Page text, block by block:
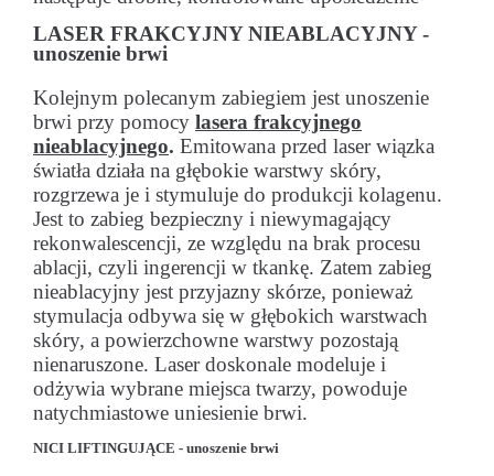
LASER FRAKCYJNY NIEABLACYJNY -
unoszenie brwi
Kolejnym polecanym zabiegiem jest unoszenie
brwi przy pomocy lasera frakcyjnego
nieablacyjnego. Emitowana przed laser wiązka
światła działa na głębokie warstwy skóry,
rozgrzewa je i stymuluje do produkcji kolagenu.
Jest to zabieg bezpieczny i niewymagający
rekonwalescencji, ze względu na brak procesu
ablacji, czyli ingerencji w tkankę. Zatem zabieg
nieablacyjny jest przyjazny skórze, ponieważ
stymulacja odbywa się w głębokich warstwach
skóry, a powierzchowne warstwy pozostają
nienaruszone. Laser doskonale modeluje i
odżywia wybrane miejsca twarzy, powoduje
natychmiastowe uniesienie brwi.
NICI LIFTINGUJĄCE - unoszenie brwi